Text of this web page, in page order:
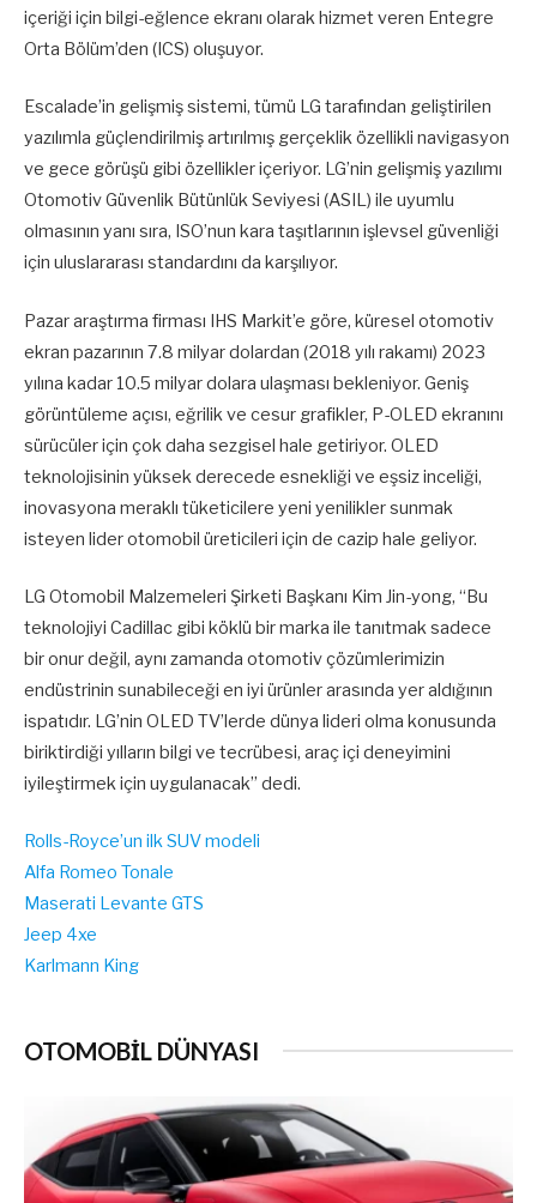
içeriği için bilgi-eğlence ekranı olarak hizmet veren Entegre
Orta Bölüm’den (ICS) oluşuyor.
Escalade’in gelişmiş sistemi, tümü LG tarafından geliştirilen
yazılımla güçlendirilmiş artırılmış gerçeklik özellikli navigasyon
ve gece görüşü gibi özellikler içeriyor. LG’nin gelişmiş yazılımı
Otomotiv Güvenlik Bütünlük Seviyesi (ASIL) ile uyumlu
olmasının yanı sıra, ISO’nun kara taşıtlarının işlevsel güvenliği
için uluslararası standardını da karşılıyor.
Pazar araştırma firması IHS Markit’e göre, küresel otomotiv
ekran pazarının 7.8 milyar dolardan (2018 yılı rakamı) 2023
yılına kadar 10.5 milyar dolara ulaşması bekleniyor. Geniş
görüntüleme açısı, eğrilik ve cesur grafikler, P-OLED ekranını
sürücüler için çok daha sezgisel hale getiriyor. OLED
teknolojisinin yüksek derecede esnekliği ve eşsiz inceliği,
inovasyona meraklı tüketicilere yeni yenilikler sunmak
isteyen lider otomobil üreticileri için de cazip hale geliyor.
LG Otomobil Malzemeleri Şirketi Başkanı Kim Jin-yong, “Bu
teknolojiyi Cadillac gibi köklü bir marka ile tanıtmak sadece
bir onur değil, aynı zamanda otomotiv çözümlerimizin
endüstrinin sunabileceği en iyi ürünler arasında yer aldığının
ispatıdır. LG’nin OLED TV’lerde dünya lideri olma konusunda
biriktirdiği yılların bilgi ve tecrübesi, araç içi deneyimini
iyileştirmek için uygulanacak” dedi.
Rolls-Royce’un ilk SUV modeli
Alfa Romeo Tonale
Maserati Levante GTS
Jeep 4xe
Karlmann King
OTOMOBİL DÜNYASI